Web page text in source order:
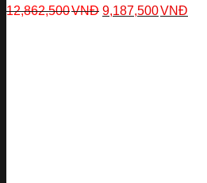
12,862,500VNĐ 9,187,500VNĐ